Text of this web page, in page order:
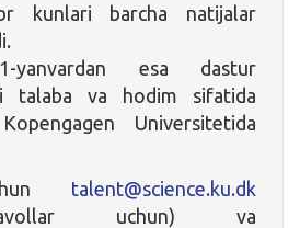
kunlari barcha natijalar
yanvardan esa dastur
talaba va hodim sifatida
Universitetida
talent@science.ku.dk
uchun) va